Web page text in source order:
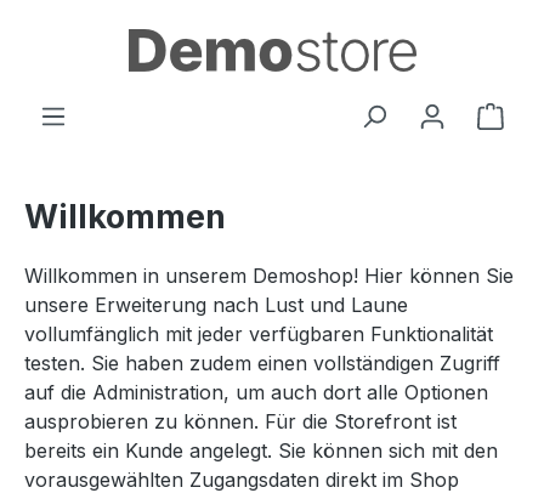
Zum Hauptinhalt springen
Willkommen
Willkommen in unserem Demoshop! Hier können Sie
unsere Erweiterung nach Lust und Laune
vollumfänglich mit jeder verfügbaren Funktionalität
testen. Sie haben zudem einen vollständigen Zugriff
auf die Administration, um auch dort alle Optionen
ausprobieren zu können. Für die Storefront ist
bereits ein Kunde angelegt. Sie können sich mit den
vorausgewählten Zugangsdaten direkt im Shop